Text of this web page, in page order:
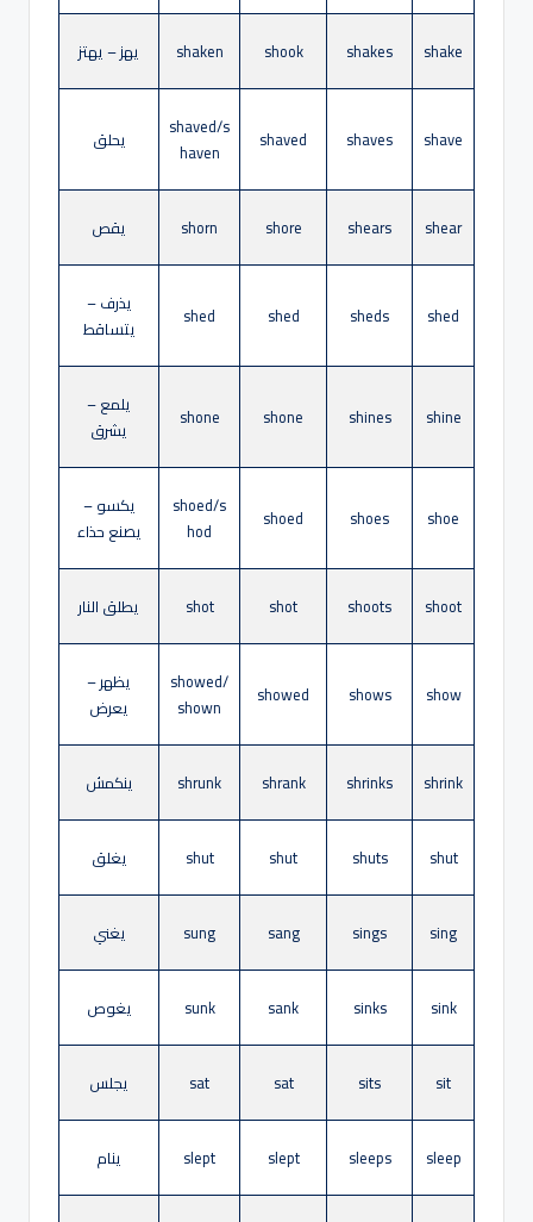
shake
shakes
shook
shaken يهز – يهتز
shave
shaves
shaved
shaved/s
haven
يحلق
shear
shears
shore
shorn يقص
shed
sheds
shed
shed
يذرف –
يتساقط
shine
shines
shone
shone
يلمع –
يشرق
shoe
shoes
shoed
shoed/s
hod
يكسو –
يصنع حذاء
shoot
shoots
shot
shot يطلق النار
show
shows
showed
showed/
shown
يظهر –
يعرض
shrink
shrinks
shrank
shrunk ينكمش
shut
shuts
shut
shut يغلق
sing
sings
sang
sung يغني
sink
sinks
sank
sunk يغوص
sit
sits
sat
sat يجلس
sleep
sleeps
slept
slept ينام